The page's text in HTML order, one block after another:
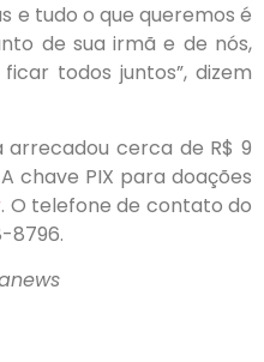
e tudo o que queremos é
de sua irmã e de nós,
todos juntos”, dizem
cerca de R$ 9
chave PIX para doações
. O telefone de contato do
8796.